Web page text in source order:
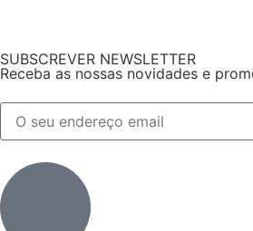
SUBSCREVER NEWSLETTER
Receba as nossas novidades e